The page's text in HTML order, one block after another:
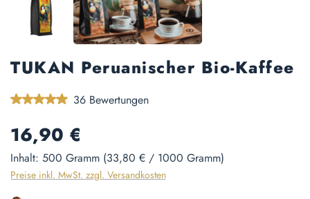
TUKAN Peruanischer Bio-Kaffee
Durchschnittliche Bewertung von 4.94 von 5 Sternen
36 Bewertungen
Regulärer Preis:
16,90 €
Inhalt: 500 Gramm (33,80 € / 1000 Gramm)
Preise inkl. MwSt. zzgl. Versandkosten